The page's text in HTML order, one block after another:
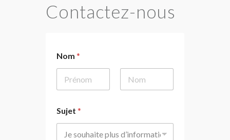
Contactez-nous
S
u
e
V
o
t
Nom *
Sujet *